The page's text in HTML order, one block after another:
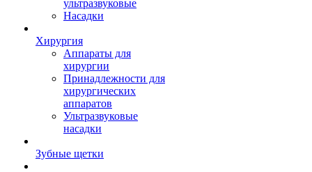
ультразвуковые
Насадки
Хирургия
Аппараты для
хирургии
Принадлежности для
хирургических
аппаратов
Ультразвуковые
насадки
Зубные щетки